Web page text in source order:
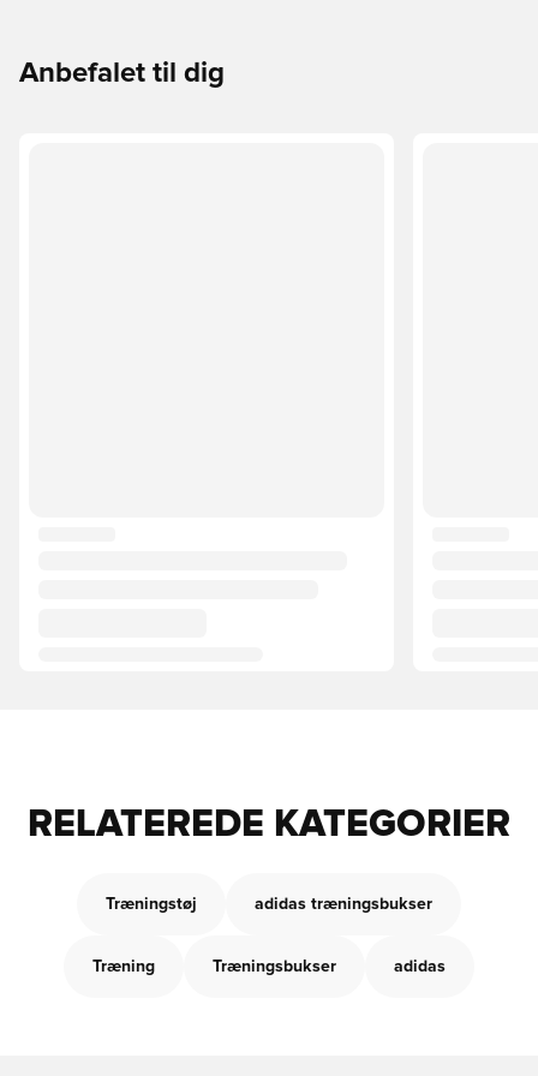
Anbefalet til dig
RELATEREDE KATEGORIER
Træningstøj adidas træningsbukser
Træning Træningsbukser adidas